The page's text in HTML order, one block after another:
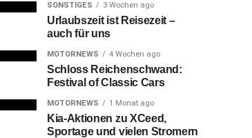
SONSTIGES 3 Wochen ago
Urlaubszeit ist Reisezeit –
auch für uns
MOTORNEWS 4 Wochen ago
Schloss Reichenschwand:
Festival of Classic Cars
MOTORNEWS 1 Monat ago
Kia-Aktionen zu XCeed,
Sportage und vielen Stromern